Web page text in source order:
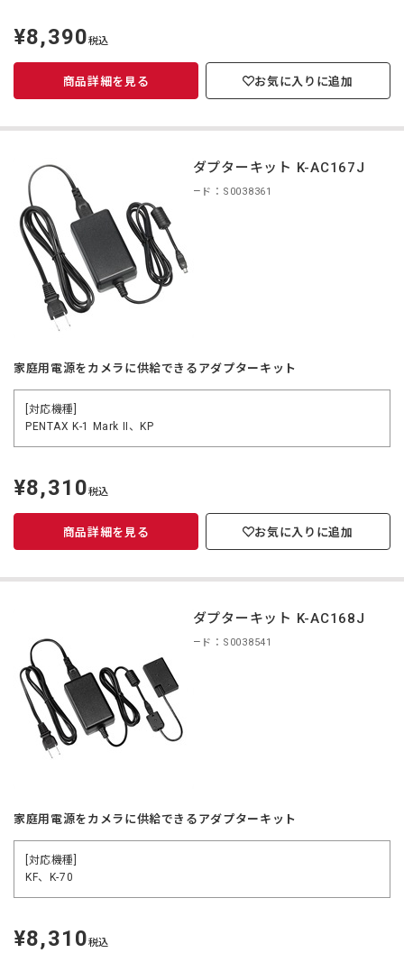
定
価
¥8,390税込
商品詳細を見る お気に入りに追加
ACアダプターキット K-AC167J
商品コード：S0038361
家庭用電源をカメラに供給できるアダプターキット
[対応機種]
PENTAX K-1 Mark II、KP
定
価
¥8,310税込
商品詳細を見る お気に入りに追加
ACアダプターキット K-AC168J
商品コード：S0038541
家庭用電源をカメラに供給できるアダプターキット
[対応機種]
KF、K-70
定
価
¥8,310税込